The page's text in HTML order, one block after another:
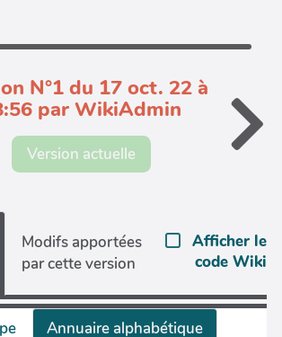
N°1 du 17 oct. 22 à
par WikiAdmin
Version actuelle
Modifs apportées
par cette version
Afficher le
code Wiki